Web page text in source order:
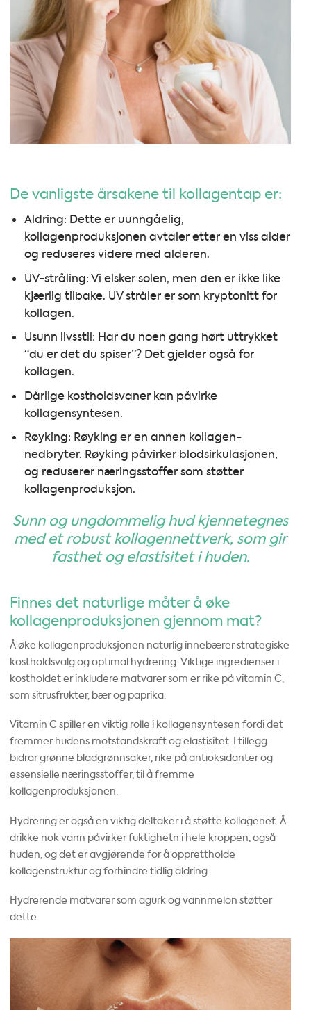
De vanligste årsakene til kollagentap er:
Aldring: Dette er uunngåelig,
kollagenproduksjonen avtaler etter en viss alder
og reduseres videre med alderen.
UV-stråling: Vi elsker solen, men den er ikke like
kjærlig tilbake. UV stråler er som kryptonitt for
kollagen.
Usunn livsstil: Har du noen gang hørt uttrykket
“du er det du spiser”? Det gjelder også for
kollagen.
Dårlige kostholdsvaner kan påvirke
kollagensyntesen.
Røyking: Røyking er en annen kollagen-
nedbryter. Røyking påvirker blodsirkulasjonen,
og reduserer næringsstoffer som støtter
kollagenproduksjon.
Sunn og ungdommelig hud kjennetegnes
med et robust kollagennettverk, som gir
fasthet og elastisitet i huden.
Finnes det naturlige måter å øke
kollagenproduksjonen gjennom mat?
Å øke kollagenproduksjonen naturlig innebærer strategiske
kostholdsvalg og optimal hydrering. Viktige ingredienser i
kostholdet er inkludere matvarer som er rike på vitamin C,
som sitrusfrukter, bær og paprika.
Vitamin C spiller en viktig rolle i kollagensyntesen fordi det
fremmer hudens motstandskraft og elastisitet. I tillegg
bidrar grønne bladgrønnsaker, rike på antioksidanter og
essensielle næringsstoffer, til å fremme
kollagenproduksjonen.
Hydrering er også en viktig deltaker i å støtte kollagenet. Å
drikke nok vann påvirker fuktighetn i hele kroppen, også
huden, og det er avgjørende for å opprettholde
kollagenstruktur og forhindre tidlig aldring.
Hydrerende matvarer som agurk og vannmelon støtter
dette